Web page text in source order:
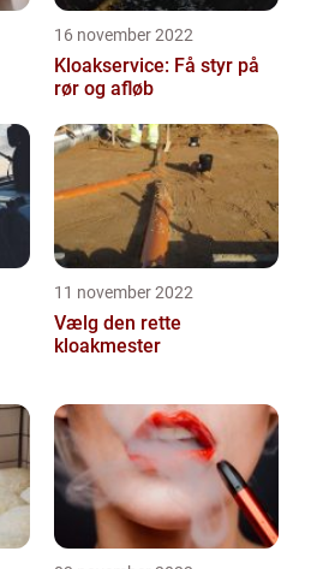
16 november 2022
Kloakservice: Få styr på
rør og afløb
11 november 2022
Vælg den rette
kloakmester